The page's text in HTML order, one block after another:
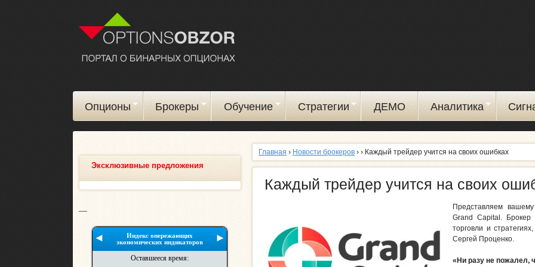
Опционы Брокеры Обучение Стратегии ДЕМО Аналитика
Главная › Новости брокеров › › Каждый трейдер учится на своих ошибках
Каждый трейдер учится на своих
Представляем
Grand Capital. Брокер
торговли и
Сергей Проценко.
«Ни разу не пожалел,
Эксклюзивные предложения